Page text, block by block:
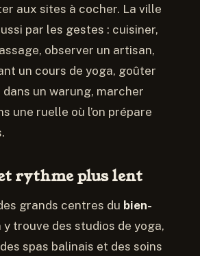
aux sites à cocher. La ville
par les gestes : cuisiner,
observer un artisan,
un cours de yoga, goûter
un warung, marcher
une ruelle où l’on prépare
rythme plus lent
grands centres du bien-
y trouve des studios de yoga,
spas balinais et des soins